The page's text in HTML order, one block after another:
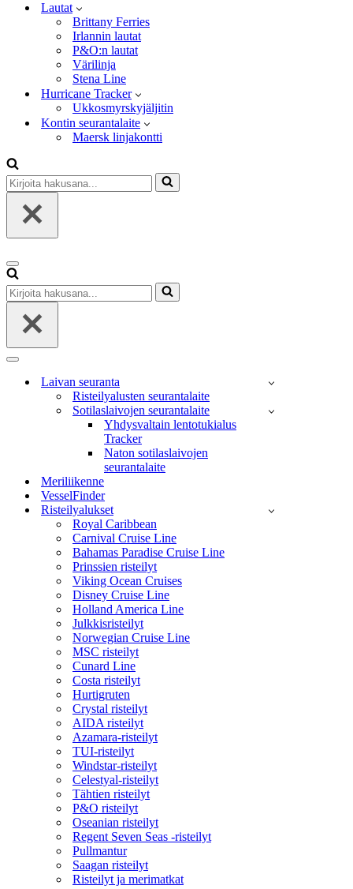
Lautat
Brittany Ferries
Irlannin lautat
P&O:n lautat
Värilinja
Stena Line
Hurricane Tracker
Ukkosmyrskyjäljitin
Kontin seurantalaite
Maersk linjakontti
Kirjoita
hakusana...
Valikko
Kirjoita
hakusana...
Valikko
Laivan seuranta
Risteilyalusten seurantalaite
Sotilaslaivojen seurantalaite
Yhdysvaltain lentotukialus
Tracker
Naton sotilaslaivojen
seurantalaite
Meriliikenne
VesselFinder
Risteilyalukset
Royal Caribbean
Carnival Cruise Line
Bahamas Paradise Cruise Line
Prinssien risteilyt
Viking Ocean Cruises
Disney Cruise Line
Holland America Line
Julkkisristeilyt
Norwegian Cruise Line
MSC risteilyt
Cunard Line
Costa risteilyt
Hurtigruten
Crystal risteilyt
AIDA risteilyt
Azamara-risteilyt
TUI-risteilyt
Windstar-risteilyt
Celestyal-risteilyt
Tähtien risteilyt
P&O risteilyt
Oseanian risteilyt
Regent Seven Seas -risteilyt
Pullmantur
Saagan risteilyt
Risteilyt ja merimatkat